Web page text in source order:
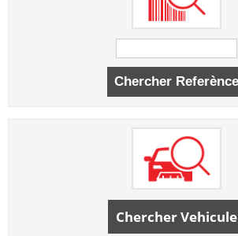
Chercher Vehicule